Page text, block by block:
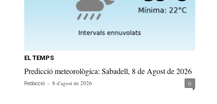
EL TEMPS
Predicció meteorològica: Sabadell, 8 de Agost de 2026
Redacció - 8 d'agost de 2026 0